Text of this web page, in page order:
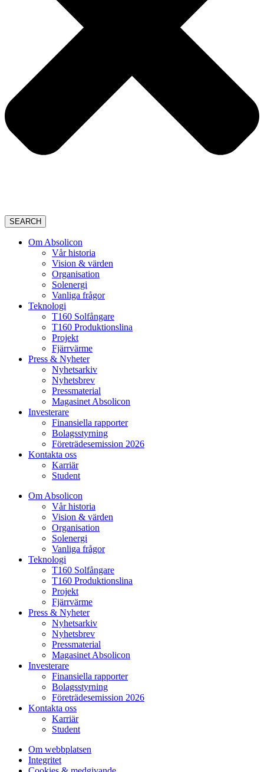
SEARCH
Om Absolicon
Vår historia
Vision & värden
Organisation
Solenergi
Vanliga frågor
Teknologi
T160 Solfångare
T160 Produktionslina
Projekt
Fjärrvärme
Press & Nyheter
Nyhetsarkiv
Nyhetsbrev
Pressmaterial
Magasinet Absolicon
Investerare
Finansiella rapporter
Bolagsstyrning
Företrädesemission 2026
Kontakta oss
Karriär
Student
Om Absolicon
Vår historia
Vision & värden
Organisation
Solenergi
Vanliga frågor
Teknologi
T160 Solfångare
T160 Produktionslina
Projekt
Fjärrvärme
Press & Nyheter
Nyhetsarkiv
Nyhetsbrev
Pressmaterial
Magasinet Absolicon
Investerare
Finansiella rapporter
Bolagsstyrning
Företrädesemission 2026
Kontakta oss
Karriär
Student
Om webbplatsen
Integritet